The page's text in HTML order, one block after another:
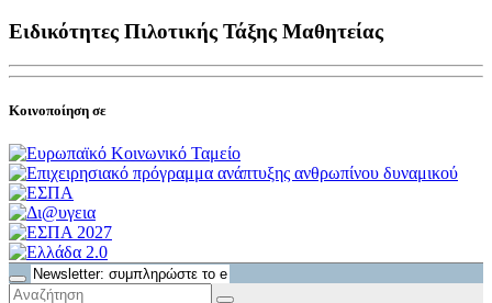
Ειδικότητες Πιλοτικής Τάξης Μαθητείας
Κοινοποίηση σε